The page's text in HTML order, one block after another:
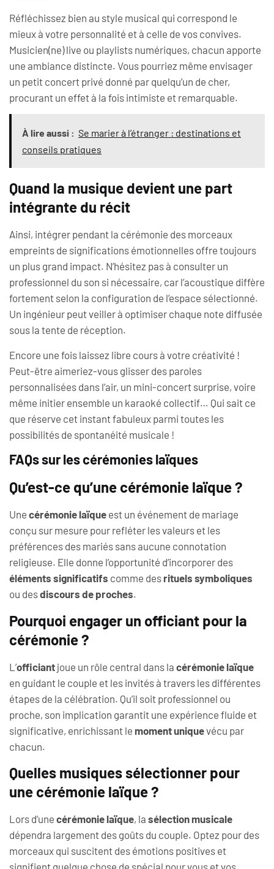
Réfléchissez bien au style musical qui correspond le
mieux à votre personnalité et à celle de vos convives.
Musicien(ne) live ou playlists numériques, chacun apporte
une ambiance distincte. Vous pourriez même envisager
un petit concert privé donné par quelqu’un de cher,
procurant un effet à la fois intimiste et remarquable.
À lire aussi : Se marier à l’étranger : destinations et
conseils pratiques
Quand la musique devient une part
intégrante du récit
Ainsi, intégrer pendant la cérémonie des morceaux
empreints de significations émotionnelles offre toujours
un plus grand impact. N’hésitez pas à consulter un
professionnel du son si nécessaire, car l’acoustique diffère
fortement selon la configuration de l’espace sélectionné.
Un ingénieur peut veiller à optimiser chaque note diffusée
sous la tente de réception.
Encore une fois laissez libre cours à votre créativité !
Peut-être aimeriez-vous glisser des paroles
personnalisées dans l’air, un mini-concert surprise, voire
même initier ensemble un karaoké collectif… Qui sait ce
que réserve cet instant fabuleux parmi toutes les
possibilités de spontanéité musicale !
FAQs sur les cérémonies laïques
Qu’est-ce qu’une cérémonie laïque ?
Une cérémonie laïque est un événement de mariage
conçu sur mesure pour refléter les valeurs et les
préférences des mariés sans aucune connotation
religieuse. Elle donne l’opportunité d’incorporer des
éléments significatifs comme des rituels symboliques
ou desdiscours de proches.
Pourquoi engager un officiant pour la
cérémonie ?
L’officiant joue un rôle central dans la cérémonie laïque
en guidant le couple et les invités à travers les différentes
étapes de la célébration. Qu’il soit professionnel ou
proche, son implication garantit une expérience fluide et
significative, enrichissant le moment uniquevécu par
chacun.
Quelles musiques sélectionner pour
une cérémonie laïque ?
Lors d’une cérémonie laïque, la sélection musicale
dépendra largement des goûts du couple. Optez pour des
morceaux qui suscitent des émotions positives et
signifient quelque chose de spécial pour vous et vos